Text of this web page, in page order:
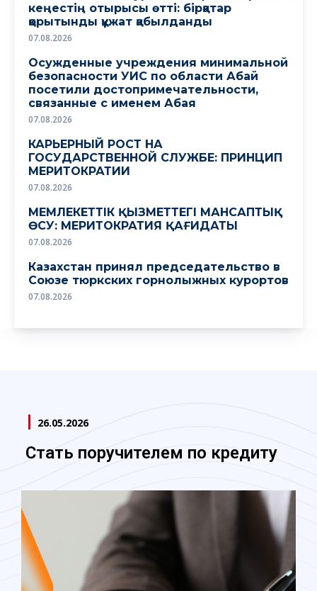
кеңестің отырысы өтті: бірқатар
қорытынды құжат қабылданды
07.08.2026
Осужденные учреждения минимальной
безопасности УИС по области Абай
посетили достопримечательности,
связанные с именем Абая
07.08.2026
КАРЬЕРНЫЙ РОСТ НА
ГОСУДАРСТВЕННОЙ СЛУЖБЕ: ПРИНЦИП
МЕРИТОКРАТИИ
07.08.2026
МЕМЛЕКЕТТІК ҚЫЗМЕТТЕГІ МАНСАПТЫҚ
ӨСУ: МЕРИТОКРАТИЯ ҚАҒИДАТЫ
07.08.2026
Казахстан принял председательство в
Союзе тюркских горнолыжных курортов
07.08.2026